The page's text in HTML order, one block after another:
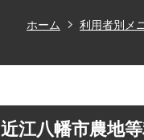
ホーム 利用者別メ
近江八幡市農地